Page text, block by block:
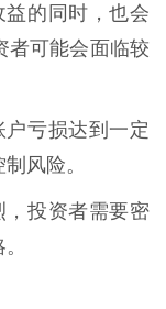
的同时，也会
者可能会面临较
亏损达到一定
风险。
投资者需要密